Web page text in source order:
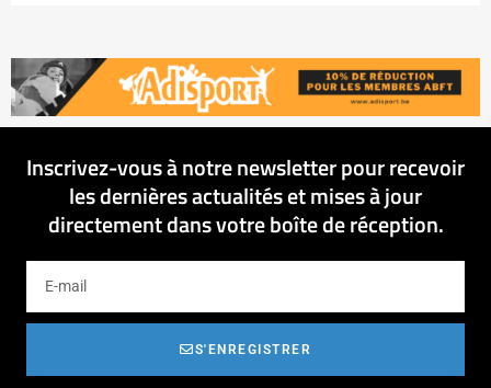
Inscrivez-vous à notre newsletter pour recevoir
les dernières actualités et mises à jour
directement dans votre boîte de réception.
S'ENREGISTRER